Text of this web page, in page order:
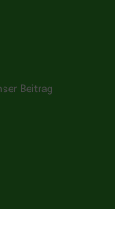
Beitrag